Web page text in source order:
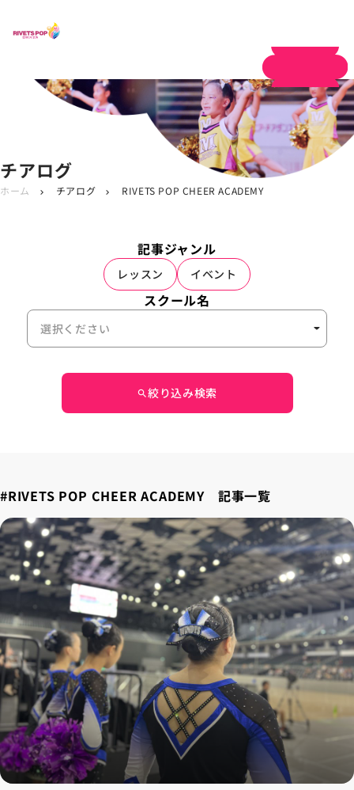
チアログ
ホーム chevron_right チアログ chevron_right RIVETS POP CHEER ACADEMY
記事ジャンル
レッスン イベント
スクール名
search絞り込み検索
#RIVETS POP CHEER ACADEMY 記事一覧